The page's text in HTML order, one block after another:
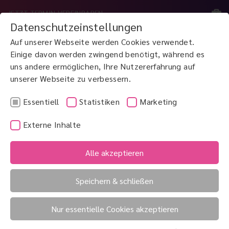
Datenschutzeinstellungen
Auf unserer Webseite werden Cookies verwendet.
Einige davon werden zwingend benötigt, während es
uns andere ermöglichen, Ihre Nutzererfahrung auf
unserer Webseite zu verbessern.
Essentiell Statistiken Marketing
Externe Inhalte
Alle akzeptieren
Speichern & schließen
Nur essentielle Cookies akzeptieren
JETZT TERMIN VEREINBAREN
JETZT ANRUFEN0800 3 100 900
Augenhöhle Augenkammer
Augeninnendruck
Augeninnendruck (Intraokulärer Druck, IOD
oder auch Tensio)